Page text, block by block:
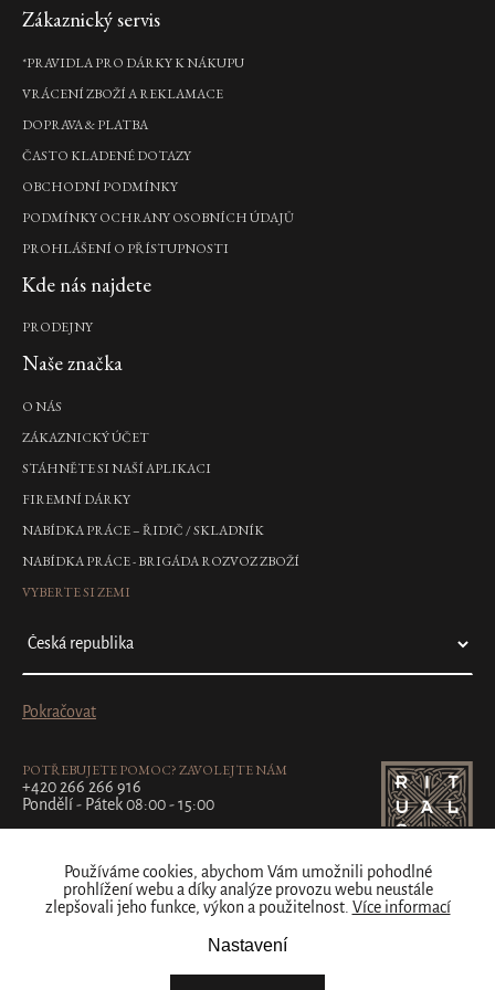
Používáme cookies, abychom Vám umožnili pohodlné
prohlížení webu a díky analýze provozu webu neustále
zlepšovali jeho funkce, výkon a použitelnost. Více informací
Nastavení
Zápatí
Zákaznický servis
*PRAVIDLA PRO DÁRKY K NÁKUPU
VRÁCENÍ ZBOŽÍ A REKLAMACE
DOPRAVA & PLATBA
ČASTO KLADENÉ DOTAZY
OBCHODNÍ PODMÍNKY
PODMÍNKY OCHRANY OSOBNÍCH ÚDAJŮ
PROHLÁŠENÍ O PŘÍSTUPNOSTI
Kde nás najdete
PRODEJNY
Naše značka
O NÁS
ZÁKAZNICKÝ ÚČET
STÁHNĚTE SI NAŠÍ APLIKACI
FIREMNÍ DÁRKY
NABÍDKA PRÁCE – ŘIDIČ / SKLADNÍK
NABÍDKA PRÁCE - BRIGÁDA ROZVOZ ZBOŽÍ
VYBERTE SI ZEMI
Pokračovat
POTŘEBUJETE POMOC? ZAVOLEJTE NÁM
+420 266 266 916
Pondělí - Pátek 08:00 - 15:00